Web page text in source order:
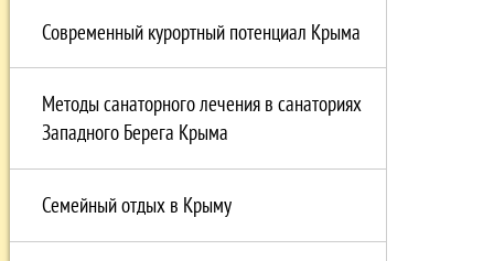
Современный курортный потенциал Крыма
Методы санаторного лечения в санаториях
Западного Берега Крыма
Семейный отдых в Крыму